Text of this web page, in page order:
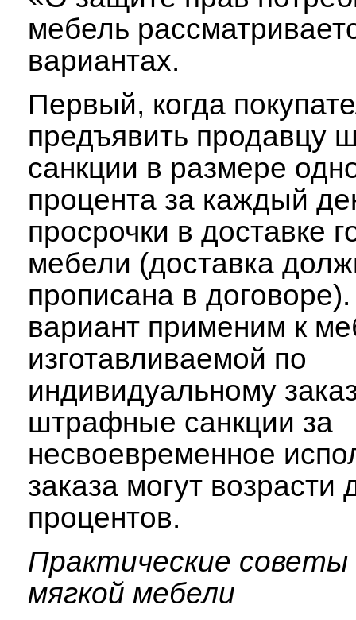
мебель
вариантах.
Первый, когда
предъявить продавцу
санкции в размере
процента за каждый
просрочки в доставке
мебели (доставка
прописана в
вариант применим к
изготавливаемой по
индивидуальному
штрафные санкции за
несвоевременное
заказа могут возрасти
процентов.
Практические советы
мягкой мебели